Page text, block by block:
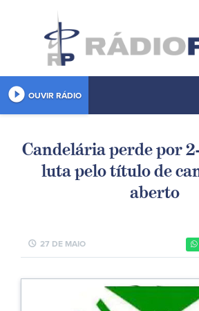
play_circle_filled OUVIR RÁDIO
Candelária perde por
luta pelo título de
aberto
schedule 27 DE MAIO